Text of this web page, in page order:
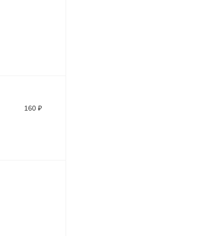
160 ₽